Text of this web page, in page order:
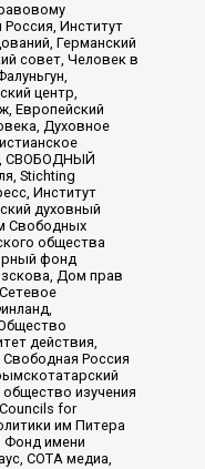
Институт
Германский
совет, Человек в
центр,
Европейский
Духовное
СВОБОДНЫЙ
Stichting
Институт
духовный
Свободных
общества
фонд
Дом прав
действия,
Россия
изучения
for
им Питера
Фонд имени
СОТА медиа,